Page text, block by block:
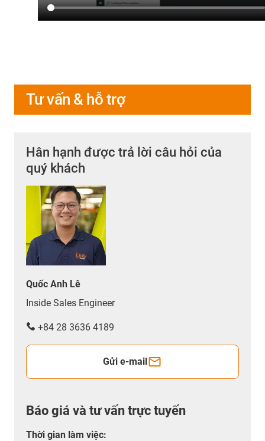
Tư vấn & hỗ trợ
Hân hạnh được trả lời câu hỏi của
quý khách
Quốc Anh Lê
Inside Sales Engineer
+84 28 3636 4189
Gửi e-mail
Báo giá và tư vấn trực tuyến
Thời gian làm việc: